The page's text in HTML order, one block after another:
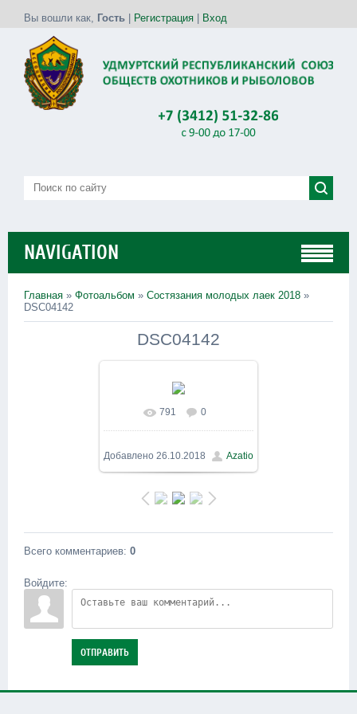
Вы вошли как, Гость Регистрация Вход
NAVIGATION
Главная » Фотоальбом » Состязания молодых лаек 2018 »
DSC04142
DSC04142
В реальном размере
800x600/ 118.1Kb
791 0
Добавлено 26.10.2018 Azatio
Всего комментариев: 0
Войдите:
ОТПРАВИТЬ